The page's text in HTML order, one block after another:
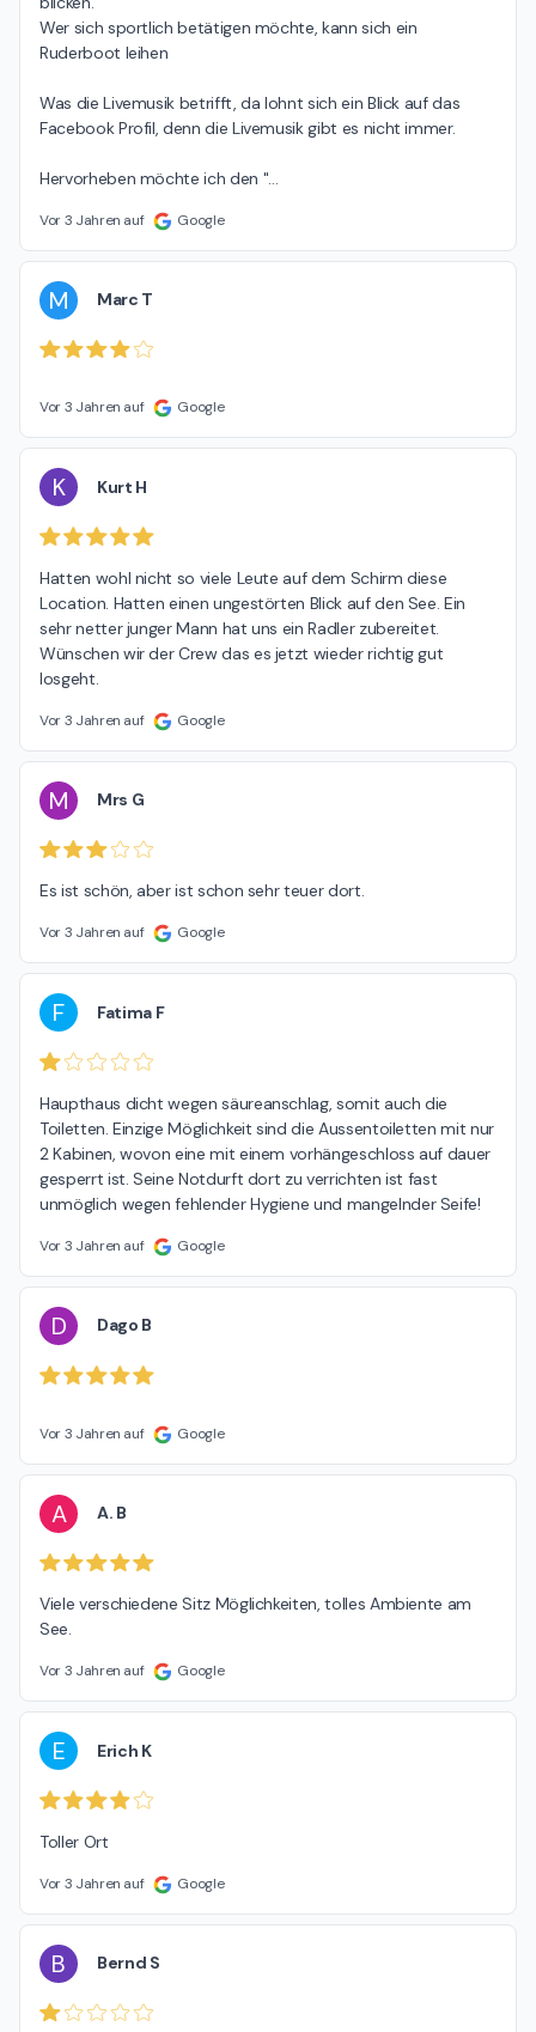
Wer sich sportlich betätigen möchte, kann sich ein
Ruderboot leihen
Was die Livemusik betrifft, da lohnt sich ein Blick auf das
Facebook Profil, denn die Livemusik gibt es nicht immer.
Hervorheben möchte ich den "…
Vor 3 Jahren auf Google
M Marc T
Vor 3 Jahren auf Google
K Kurt H
Hatten wohl nicht so viele Leute auf dem Schirm diese
Location. Hatten einen ungestörten Blick auf den See. Ein
sehr netter junger Mann hat uns ein Radler zubereitet.
Wünschen wir der Crew das es jetzt wieder richtig gut
losgeht.
Vor 3 Jahren auf Google
M Mrs G
Es ist schön, aber ist schon sehr teuer dort.
Vor 3 Jahren auf Google
F Fatima F
Haupthaus dicht wegen säureanschlag, somit auch die
Toiletten. Einzige Möglichkeit sind die Aussentoiletten mit nur
2 Kabinen, wovon eine mit einem vorhängeschloss auf dauer
gesperrt ist. Seine Notdurft dort zu verrichten ist fast
unmöglich wegen fehlender Hygiene und mangelnder Seife!
Vor 3 Jahren auf Google
D Dago B
Vor 3 Jahren auf Google
A A. B
Viele verschiedene Sitz Möglichkeiten, tolles Ambiente am
See.
Vor 3 Jahren auf Google
E Erich K
Toller Ort
Vor 3 Jahren auf Google
B Bernd S